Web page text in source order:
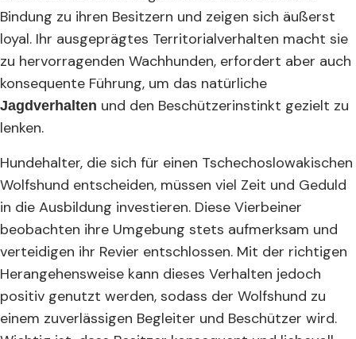
Bindung zu ihren Besitzern und zeigen sich äußerst
loyal. Ihr ausgeprägtes Territorialverhalten macht sie
zu hervorragenden Wachhunden, erfordert aber auch
konsequente Führung, um das natürliche
Jagdverhalten und den Beschützerinstinkt gezielt zu
lenken.
Hundehalter, die sich für einen Tschechoslowakischen
Wolfshund entscheiden, müssen viel Zeit und Geduld
in die Ausbildung investieren. Diese Vierbeiner
beobachten ihre Umgebung stets aufmerksam und
verteidigen ihr Revier entschlossen. Mit der richtigen
Herangehensweise kann dieses Verhalten jedoch
positiv genutzt werden, sodass der Wolfshund zu
einem zuverlässigen Begleiter und Beschützer wird.